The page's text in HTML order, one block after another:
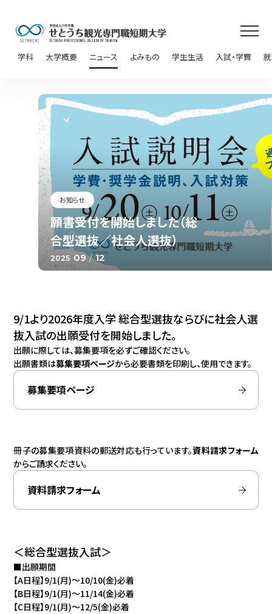
学科 大学概要 ニュース よみもの 学生生活 入試・学費
お知らせ
願書受付を開始しました（総
合型選抜／社会人選抜）
2025 09 / 12
9/1より2026年度入学 総合型選抜ならびに社会人選
抜入試の出願受付を開始しました。
出願に際しては、募集要項を必ずご確認ください。
出願書類は募集要項ページから必要書類を印刷し、使用できます。
募集要項ページ
冊子の募集要項資料の郵送対応も行っています。資料請求フォーム
からご請求ください。
資料請求フォーム
＜総合型選抜入試＞
■出願期間
【A日程】9/1(月)～10/10(金)必着
【B日程】9/1(月)～11/14(金)必着
【C日程】9/1(月)～12/5(金)必着